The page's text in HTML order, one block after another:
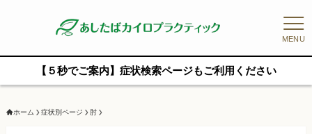
MENU
【５秒でご案内】症状検索ページもご利用ください
ホーム 症状別ページ 肘